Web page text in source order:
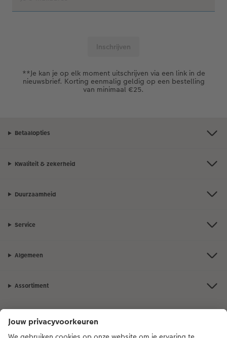
**Je kan je op elk moment uitschrijven via een link in de
nieuwsbrief. Korting eenmalig geldig op een bestelling
van minimaal €25.
Betaalopties
Kwaliteit & zekerheid
Duurzaamheid
Service
Algemeen
Assortiment